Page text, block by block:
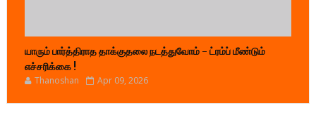
யாரும் பார்த்திராத தாக்குதலை நடத்துவோம் - ட்ரம்ப் மீண்டும்
எச்சரிக்கை !
Thanoshan Apr 09, 2026